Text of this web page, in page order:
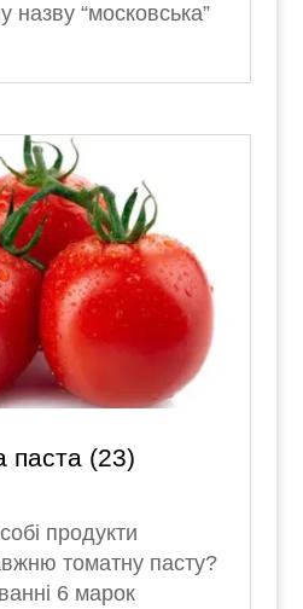
назву “московська”
паста (23)
продукти
томатну пасту?
6 марок